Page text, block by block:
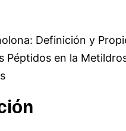
Definición y
Péptidos en la